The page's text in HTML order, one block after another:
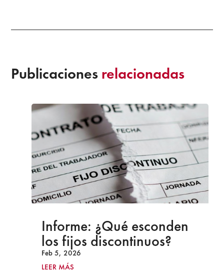
Publicaciones relacionadas
Informe: ¿Qué esconden
los fijos discontinuos?
Feb 5, 2026
LEER MÁS